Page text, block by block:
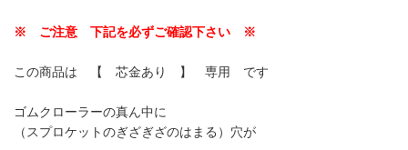
※ ご注意 下記を必ずご確認下さい ※
この商品は 【 芯金あり 】 専用 です
ゴムクローラーの真ん中に
（スプロケットのぎざぎざのはまる）穴が